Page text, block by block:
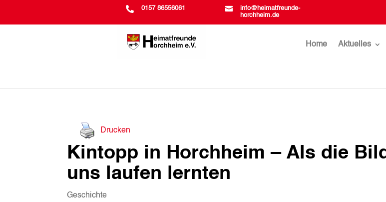
 0157 86556061 
info@heimatfreunde-
horchheim.de
Home Aktuelles
Drucken
Kintopp in Horchheim – Als die
uns laufen lernten
Geschichte